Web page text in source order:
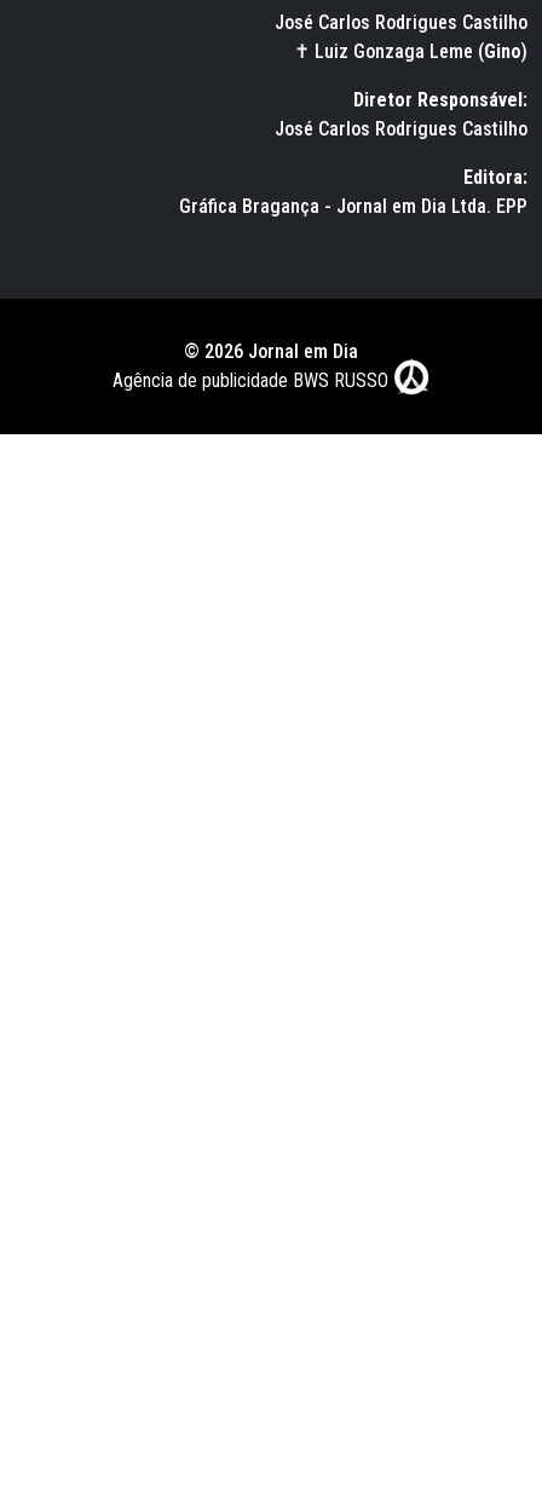
José Carlos Rodrigues Castilho
✝ Luiz Gonzaga Leme (Gino)
Diretor Responsável:
José Carlos Rodrigues Castilho
Editora:
Gráfica Bragança - Jornal em Dia Ltda. EPP
© 2026 Jornal em Dia
Agência de publicidade BWS RUSSO